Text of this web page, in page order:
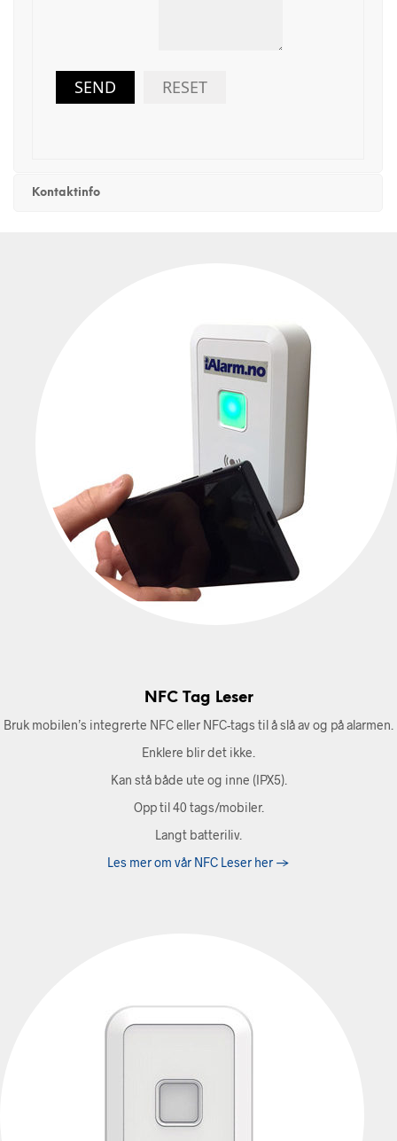
SEND RESET
Kontaktinfo
NFC Tag Leser
Bruk mobilen’s integrerte NFC eller NFC-tags til å slå av og på alarmen.
Enklere blir det ikke.
Kan stå både ute og inne (IPX5).
Opp til 40 tags/mobiler.
Langt batteriliv.
Les mer om vår NFC Leser her ->